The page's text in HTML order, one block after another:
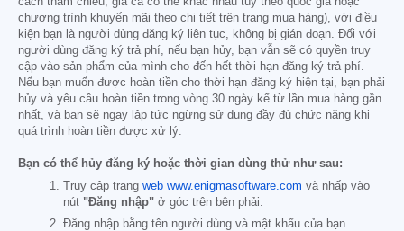
chương trình khuyến mãi theo chi tiết trên trang mua hàng), với điều
kiện bạn là người dùng đăng ký liên tục, không bị gián đoạn. Đối với
người dùng đăng ký trả phí, nếu bạn hủy, bạn vẫn sẽ có quyền truy
cập vào sản phẩm của mình cho đến hết thời hạn đăng ký trả phí.
Nếu bạn muốn được hoàn tiền cho thời hạn đăng ký hiện tại, bạn phải
hủy và yêu cầu hoàn tiền trong vòng 30 ngày kể từ lần mua hàng gần
nhất, và bạn sẽ ngay lập tức ngừng sử dụng đầy đủ chức năng khi
quá trình hoàn tiền được xử lý.
Bạn có thể hủy đăng ký hoặc thời gian dùng thử như sau:
Truy cập trang web www.enigmasoftware.com và nhấp vào
nút "Đăng nhập" ở góc trên bên phải.
Đăng nhập bằng tên người dùng và mật khẩu của bạn.